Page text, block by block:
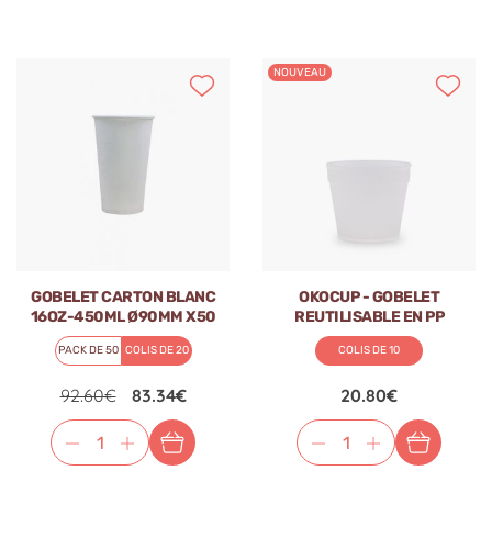
GOBELET CARTON BLANC
16OZ-450ML Ø90MM X50
PACK DE 50 COLIS DE 20
92.60€ 83.34€
NOUVEAU
OKOCUP - GOBELET
REUTILISABLE EN PP
TRANSPARENT 7.5OZ-222ML
Ø79.5MM x399
COLIS DE 10
20.80€